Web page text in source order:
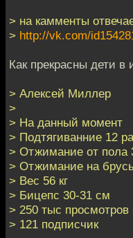
> на камменты
> http://vk.com/
Как прекрасны дети в
> Алексей Миллер
>
> На данный момент
> Подтягиванние 12
> Отжимание от пола
> Отжимание на
> Вес 56 кг
> Бицепс 30-31 см
> 250 тыс просмотров
> 121 подписчик